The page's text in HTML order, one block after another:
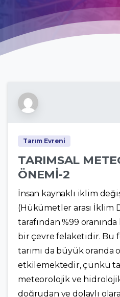
Tarım Evreni
TARIMSAL
ÖNEMİ-2
İnsan kaynaklı iklim
(Hükümetler arası İklim
tarafından %99
bir çevre felaketidir. Bu
tarımı da büyük oranda
etkilemektedir, çünkü
meteorolojik ve
doğrudan ve dolaylı